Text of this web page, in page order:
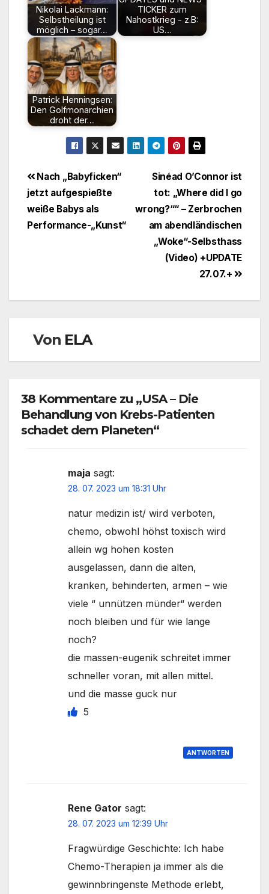
Nikolai Lackmann:
Selbstheilung ist
möglich – sogar…
TICKER zum
Nahostkrieg - z.B:
US…
Patrick Henningsen:
Den Golfmonarchien
droht der…
Beitragsnavigation
Sinéad O’Connor ist
tot: „Where did I go
wrong?““ – Zerbrochen
am abendländischen
„Woke“-Selbsthass
(Video) +UPDATE
27.07.+
Nach „Babyficken“
jetzt aufgespießte
weiße Babys als
Performance-„Kunst“
Von ELA
38 Kommentare zu „USA – Die
Behandlung von Krebs-Patienten
schadet dem Planeten“
maja sagt:
28. 07. 2023 um 18:31 Uhr
natur medizin ist/ wird verboten,
chemo, obwohl höhst toxisch wird
allein wg hohen kosten
ausgelassen, dann die alten,
kranken, behinderten, armen – wie
viele “ unnützen münder“ werden
noch bleiben und für wie lange
noch?
die massen-eugenik schreitet immer
schneller voran, mit allen mittel.
und die masse guck nur
5
ANTWORTEN
Rene Gator sagt:
28. 07. 2023 um 12:39 Uhr
Fragwürdige Geschichte: Ich habe
Chemo-Therapien ja immer als die
gewinnbringenste Methode erlebt,